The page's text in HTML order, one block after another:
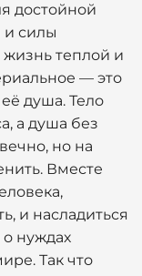
достойной
и силы
жизнь теплой и
— это
душа. Тело
а душа без
но на
Вместе
и насладиться
нуждах
Так что